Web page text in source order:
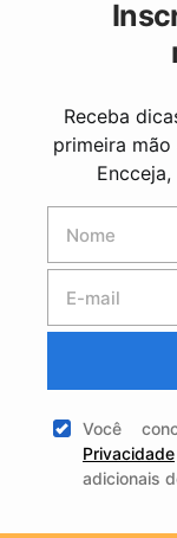
Receba
primeira mão
Você
Privacidade
adicionais